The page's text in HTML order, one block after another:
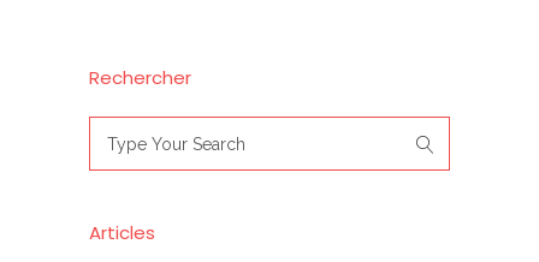
Rechercher
for:
Articles